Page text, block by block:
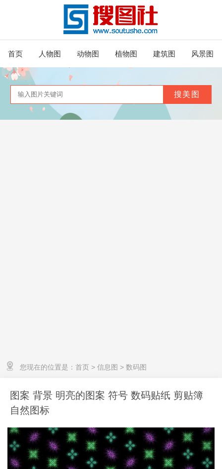
首页 人物图 动物图 植物图 建筑图 风景图
您现在的位置是： 首页 > 信息图 > 数码图
图案 背景 明亮的图案 符号 数码贴纸 剪贴簿
自然图标